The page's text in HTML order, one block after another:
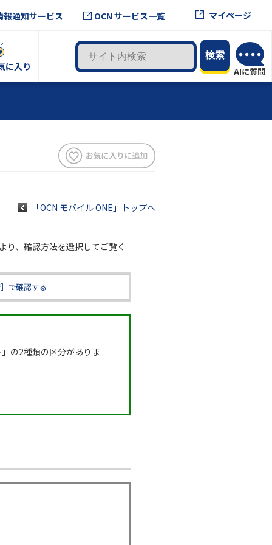
報通知サービス OCN サービス一覧 マイページ
に入り
「OCN モバイル ONE」トップへ
り、確認方法を選択してご覧く
で確認する
の2種類の区分がありま